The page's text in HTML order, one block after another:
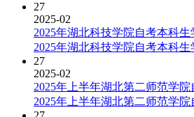
27
2025-02
2025年湖北科技学院自考本科
2025年湖北科技学院自考本科
27
2025-02
2025年上半年湖北第二师范学
2025年上半年湖北第二师范学